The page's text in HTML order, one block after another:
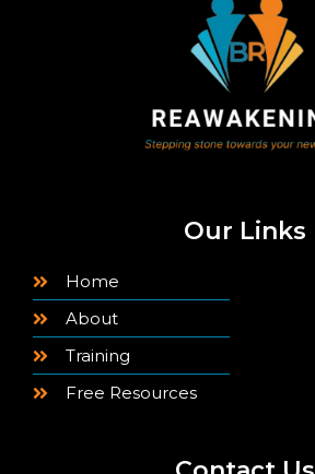
Our Links
Home
About
Training
Free Resources